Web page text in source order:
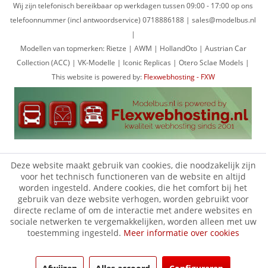
Wij zijn telefonisch bereikbaar op werkdagen tussen 09:00 - 17:00 op ons
telefoonnummer (incl antwoordservice) 0718886188 | sales@modelbus.nl
|
Modellen van topmerken: Rietze | AWM | HollandOto | Austrian Car
Collection (ACC) | VK-Modelle | Iconic Replicas | Otero Sclae Models |
This website is powered by: Flexwebhosting - FXW
Deze website maakt gebruik van cookies, die noodzakelijk zijn
voor het technisch functioneren van de website en altijd
worden ingesteld. Andere cookies, die het comfort bij het
gebruik van deze website verhogen, worden gebruikt voor
directe reclame of om de interactie met andere websites en
sociale netwerken te vergemakkelijken, worden alleen met uw
toestemming ingesteld. Meer informatie over cookies